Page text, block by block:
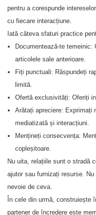
pentru a corespunde
cu fiecare interacțiune.
Iată câteva sfaturi practice
Documentează-te
articolele sale anterioare.
Fiți punctuali: Răspundeți
limită.
Ofertă exclusivități: Oferiți
Arătați apreciere: Exprimați
mediatizată și interacțiuni.
Mențineți consecvența:
copleșitoare.
Nu uita, relațiile sunt o stradă
ajutor sau furnizați resurse.
nevoie de ceva.
În cele din urmă, construiește
partener de încredere este